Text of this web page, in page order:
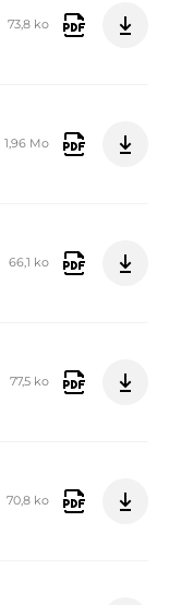
73,8 ko
1,96 Mo
66,1 ko
77,5 ko
70,8 ko